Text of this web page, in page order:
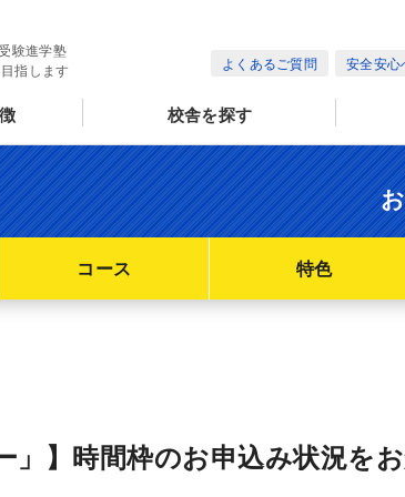
験進学塾
指します
よくあるご質問 安全安心
校舎を探す
コース 特色
」】時間枠のお申込み状況を